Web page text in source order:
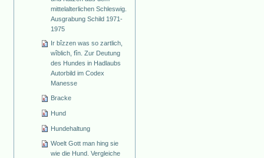
mittelalterlichen Schleswig.
Ausgrabung Schild 1971-
1975
Ir bîzzen was so zartlich,
wîblich, fîn. Zur Deutung
des Hundes in Hadlaubs
Autorbild im Codex
Manesse
Bracke
Hund
Hundehaltung
Woelt Gott man hing sie
wie die Hund. Vergleiche